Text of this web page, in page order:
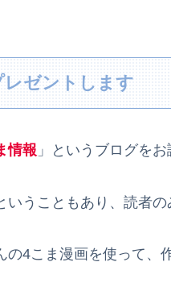
ゼントします
情報 」というブログを
うこともあり、読者の
4こま漫画を使って、